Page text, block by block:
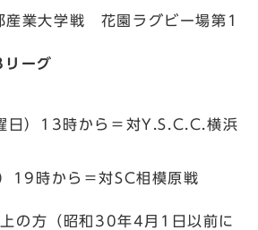
産業大学戦 花園ラグビー場第1
リーグ
日）13時から＝対Y.S.C.C.横浜
19時から＝対SC相模原戦
の方（昭和30年4月1日以前に